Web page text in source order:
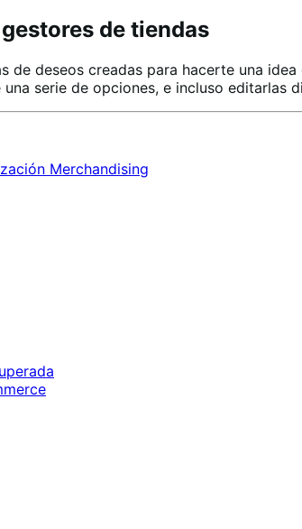
de tiendas
deseos creadas para hacerte una
serie de opciones, e incluso editarlas
Merchandising